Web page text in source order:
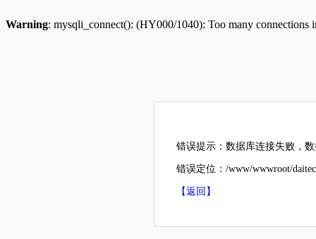
Warning: mysqli_connect(): (HY000/1040): Too many connections
错误提示：数据库连接失败，
错误定位：/www/wwwroot/
【返回】